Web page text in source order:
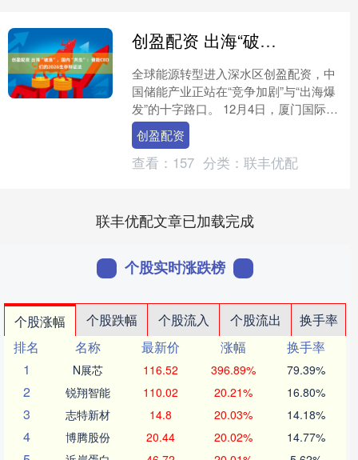
创盈配资 出海“破浪”，国内“共生”：储能CEO们的2026生存辩证法
全球能源转型进入深水区创盈配资，中
国储能产业正站在“竞争加剧”与“出海爆
发”的十字路口。 12月4日，厦门国际会
议中心内思想碰撞激烈，2025中国储能
CEO峰会....
创盈配资
查看： 157 分类： 联丰优配
联丰优配文章已加载完成
个股实时涨跌榜
个股涨幅 个股跌幅 个股流入 个股流出
换手率
排名
名称 最新价 涨幅
换手率
1
N展芯 116.52 396.89% 79.39%
2 锐翔智能 110.02 20.21% 16.80%
3 志特新材 14.8 20.03% 14.18%
4 博腾股份 20.44 20.02% 14.77%